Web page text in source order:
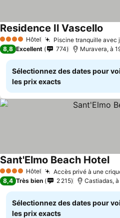
4 Étoiles Hôtel Piscine tranquille avec
Residence Il Vascello
8,8 Excellent 774 Muravera, à
Sélectionnez des dates pour
les prix exacts
4 Étoiles Hôtel Accès privé à une
Sant'Elmo Beach Hotel
8,4 Très bien 2 215 Castiadas,
Sélectionnez des dates pour
les prix exacts